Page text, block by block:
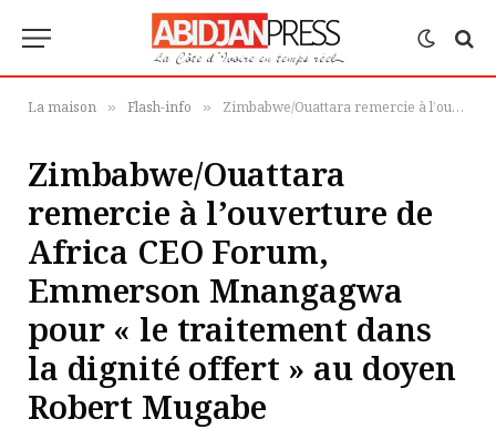
La maison » Flash-info » Zimbabwe/Ouattara remercie à l’ouverture de Africa CEO Forum, Emmerson Mnangagwa pour « le traitement dans la dignité offert » au doyen Robert Mugabe
Zimbabwe/Ouattara
remercie à l’ouverture de
Africa CEO Forum,
Emmerson Mnangagwa
pour « le traitement dans
la dignité offert » au doyen
Robert Mugabe